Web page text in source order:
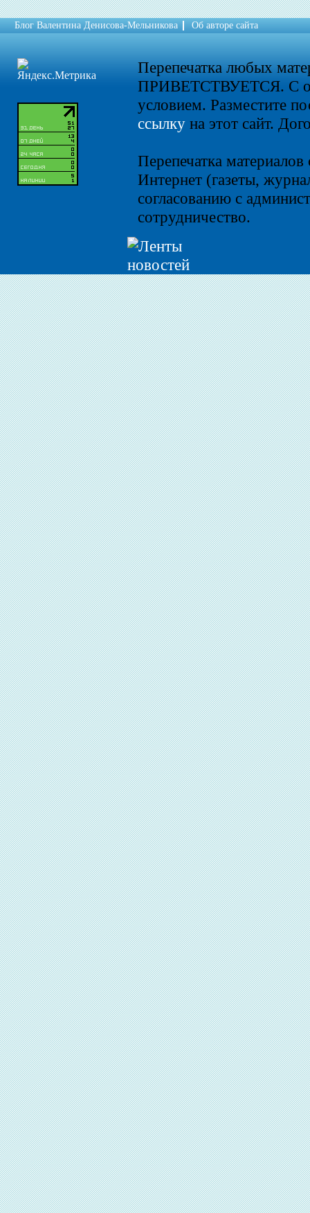
Блог Валентина Денисова-Мельникова Об авторе сайта
Перепечатка любых
ПРИВЕТСТВУЕТСЯ. С
условием. Разместите
ссылкуна этот сайт.
Перепечатка
Интернет (газеты,
согласованию с
сотрудничество.